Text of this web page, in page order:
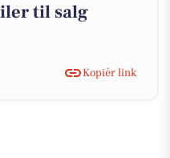
til salg
Kopiér link